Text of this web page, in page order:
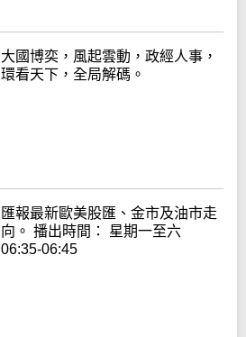
大國博奕，風起雲動，政經人事，
環看天下，全局解碼。
匯報最新歐美股匯、金市及油市走
向。 播出時間： 星期一至六
06:35-06:45